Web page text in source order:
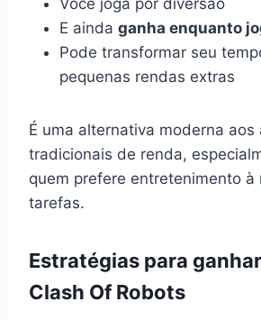
Você joga por diversão
E ainda ganha enquanto
Pode transformar seu
pequenas rendas extras
É uma alternativa moderna aos
tradicionais de renda,
quem prefere entretenimento à
tarefas.
Estratégias para
Clash Of Robots